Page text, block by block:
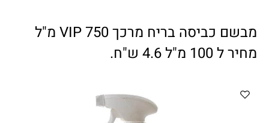
מבשם כביסה בריח מרכך VIP 750 מ"ל
מחיר ל 100 מ"ל 4.6 ש"ח.